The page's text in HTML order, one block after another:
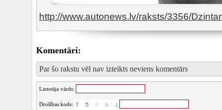
http://www.autonews.lv/raksts/3356/
Komentāri:
Par šo rakstu vēl nav izteikts neviens komentārs
Lietotāja vārds:
Drošības kods: